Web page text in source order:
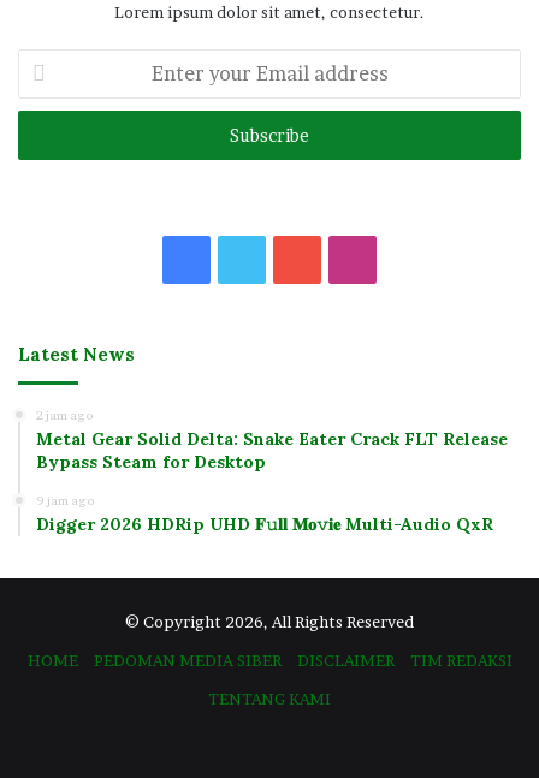
Lorem ipsum dolor sit amet, consectetur.
your
Email
Latest News
2 jam ago
Metal Gear Solid Delta: Snake Eater Crack FLT Release
Bypass Steam for Desktop
9 jam ago
Digger 2026 HDRip UHD 𝐅𝚞𝐥𝐥 𝐌𝐨𝚟𝐢𝐞 Multi-Audio QxR
© Copyright 2026, All Rights Reserved
HOME
PEDOMAN MEDIA SIBER DISCLAIMER
TIM REDAKSI
TENTANG KAMI